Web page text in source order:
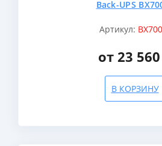
Back-UPS
Артикул:
от 23
В КОРЗИНУ